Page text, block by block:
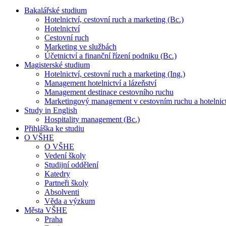
Bakalářské studium
Hotelnictví, cestovní ruch a marketing (Bc.)
Hotelnictví
Cestovní ruch
Marketing ve službách
Účetnictví a finanční řízení podniku (Bc.)
Magisterské studium
Hotelnictví, cestovní ruch a marketing (Ing.)
Management hotelnictví a lázeňství
Management destinace cestovního ruchu
Marketingový management v cestovním ruchu a
Study in English
Hospitality management (Bc.)
Přihláška ke studiu
O VŠHE
O VŠHE
Vedení školy
Studijní oddělení
Katedry
Partneři školy
Absolventi
Věda a výzkum
Města VŠHE
Praha